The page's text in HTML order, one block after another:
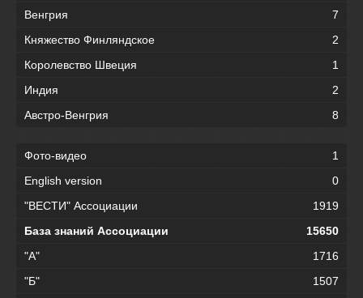
Венгрия
7
Княжество Финляндское
2
Королевство Швеция
1
Индия
2
Австро-Венгрия
8
Фото-видео
1
English version
0
"ВЕСТИ" Ассоциации
1919
База знаний Ассоциации
15650
"А"
1716
"Б"
1507